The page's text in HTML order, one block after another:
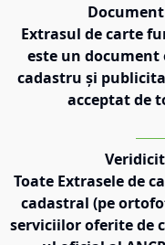
Extrasul de carte
este un document
cadastru și
acceptat de
Toate Extrasele de
cadastral (pe
serviciilor oferite de